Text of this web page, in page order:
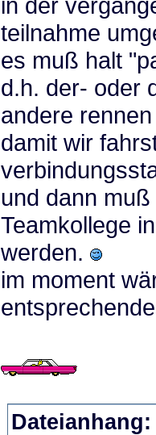
teilnahme
es muß halt
d.h. der- oder
andere
damit wir
und dann
Teamkollege
werden.
im moment
Dateianhang: